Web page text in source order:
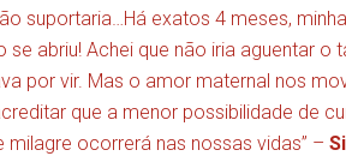
suportaria…Há exatos 4 meses,
se abriu! Achei que não iria aguentar
por vir. Mas o amor maternal nos
que a menor possibilidade de
milagre ocorrerá nas nossas vidas” –